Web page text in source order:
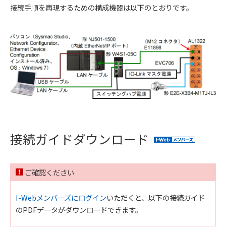
接続手順を再現するための構成機器は以下のとおりです。
接続ガイドダウンロード
ご確認ください
I-Webメンバーズにログインいただくと、以下の接続ガイド
のPDFデータがダウンロードできます。